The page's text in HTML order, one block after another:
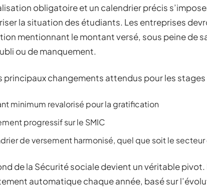
obligatoire et un calendrier précis
la situation des étudiants. Les entreprises
mentionnant le montant versé, sous peine de
ou de manquement.
principaux changements attendus pour les stages
minimum revalorisé pour la gratification
progressif sur le SMIC
de versement harmonisé, quel que soit le secteur
de la Sécurité sociale devient un véritable
automatique chaque année, basé sur